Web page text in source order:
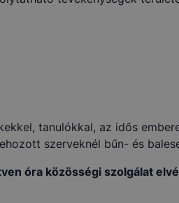
tanulókkal, az idős
szerveknél bűn- és
óra közösségi szolgálat